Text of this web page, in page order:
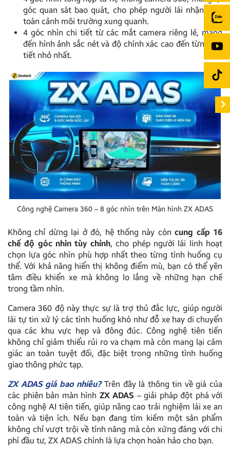
góc quan sát bao quát, cho phép người lái nhận diện
toàn cảnh môi trường xung quanh.
4 góc nhìn chi tiết từ các mắt camera riêng lẻ, mang
đến hình ảnh sắc nét và độ chính xác cao đến từng chi
tiết nhỏ nhất.
Công nghệ Camera 360 – 8 góc nhìn trên Màn hình ZX ADAS
Không chỉ dừng lại ở đó, hệ thống này còncung cấp 16
chế độ góc nhìn tùy chỉnh, cho phép người lái linh hoạt
chọn lựa góc nhìn phù hợp nhất theo từng tình huống cụ
thể. Với khả năng hiển thị không điểm mù, bạn có thể yên
tâm điều khiển xe mà không lo lắng về những hạn chế
trong tầm nhìn.
Camera 360 độ này thực sự là trợ thủ đắc lực, giúp người
lái tự tin xử lý các tình huống khó như đỗ xe hay di chuyển
qua các khu vực hẹp và đông đúc. Công nghệ tiên tiến
không chỉ giảm thiểu rủi ro va chạm mà còn mang lại cảm
giác an toàn tuyệt đối, đặc biệt trong những tình huống
giao thông phức tạp.
ZX ADAS giá bao nhiêu? Trên đây là thông tin về giá của
các phiên bản màn hình ZX ADAS – giải pháp đột phá với
công nghệ AI tiên tiến, giúp nâng cao trải nghiệm lái xe an
toàn và tiện ích. Nếu bạn đang tìm kiếm một sản phẩm
không chỉ vượt trội về tính năng mà còn xứng đáng với chi
phí đầu tư, ZX ADAS chính là lựa chọn hoàn hảo cho bạn.